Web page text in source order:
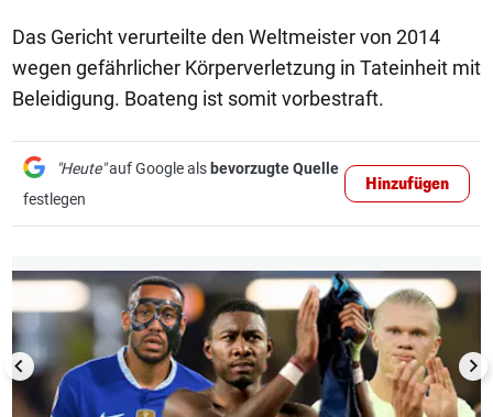
Das Gericht verurteilte den Weltmeister von 2014
wegen gefährlicher Körperverletzung in Tateinheit mit
Beleidigung. Boateng ist somit vorbestraft.
"Heute"auf Google als bevorzugte Quelle
festlegen
Hinzufügen
1/26